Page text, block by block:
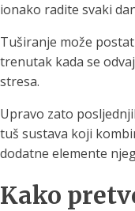
ionako radite svaki
Tuširanje može
trenutak kada se
stresa.
Upravo zato
tuš sustava koji
dodatne elemente
Kako